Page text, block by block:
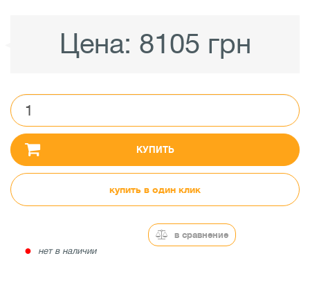
Цена: 8105 грн
КУПИТЬ
купить в один клик
● нет в наличии
в сравнение